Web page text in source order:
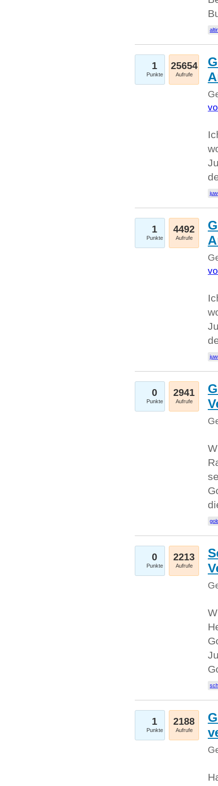
1
Punkte
25654
Aufrufe
1
Punkte
4492
Aufrufe
0
Punkte
2941
Aufrufe
0
Punkte
2213
Aufrufe
1
Punkte
2188
Aufrufe